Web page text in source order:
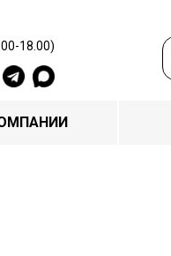
18.00)